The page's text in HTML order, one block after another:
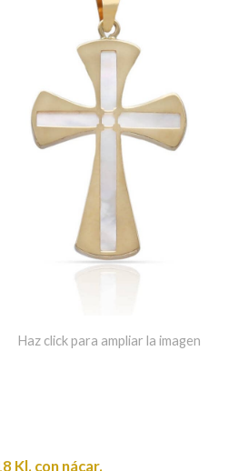
Haz click para ampliar la imagen
Kl. con nácar.